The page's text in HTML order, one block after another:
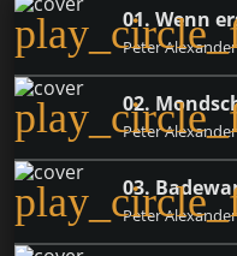
01. Wenn
Peter Alexander
02.
Peter Alexander
03.
Peter Alexander